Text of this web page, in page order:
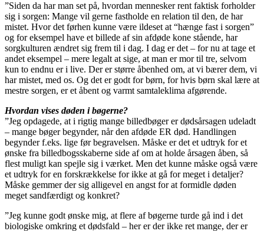
”Siden da har man set på, hvordan mennesker rent faktisk forholder
sig i sorgen: Mange vil gerne fastholde en relation til den, de har
mistet. Hvor det førhen kunne være ildeset at “hænge fast i sorgen”
og for eksempel have et billede af sin afdøde kone stående, har
sorgkulturen ændret sig frem til i dag. I dag er det – for nu at tage et
andet eksempel – mere legalt at sige, at man er mor til tre, selvom
kun to endnu er i live. Der er større åbenhed om, at vi bærer dem, vi
har mistet, med os. Og det er godt for børn, for hvis børn skal lære at
mestre sorgen, er et åbent og varmt samtaleklima afgørende.
Hvordan vises døden i bøgerne?
”Jeg opdagede, at i rigtig mange billedbøger er dødsårsagen udeladt
– mange bøger begynder, når den afdøde ER død. Handlingen
begynder f.eks. lige før begravelsen. Måske er det et udtryk for et
ønske fra billedbogsskaberne side af om at holde årsagen åben, så
flest muligt kan spejle sig i værket. Men det kunne måske også være
et udtryk for en forskrækkelse for ikke at gå for meget i detaljer?
Måske gemmer der sig alligevel en angst for at formidle døden
meget sandfærdigt og konkret?
”Jeg kunne godt ønske mig, at flere af bøgerne turde gå ind i det
biologiske omkring et dødsfald – her er der ikke ret mange, der er